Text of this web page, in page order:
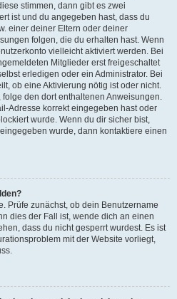
stimmen, dann gibt es zwei
ist und du angegeben hast, dass du
einer deiner Eltern oder deiner
folgen, die du erhalten hast. Wenn
vielleicht aktiviert werden. Bei
Mitglieder erst freigeschaltet
erledigen oder ein Administrator. Bei
ob eine Aktivierung nötig ist oder nicht.
den dort enthaltenen Anweisungen.
Adresse korrekt eingegeben hast oder
wurde. Wenn du dir sicher bist,
wurde, dann kontaktiere einen
Prüfe zunächst, ob dein Benutzername
dies der Fall ist, wende dich an einen
dass du nicht gesperrt wurdest. Es ist
mit der Website vorliegt,